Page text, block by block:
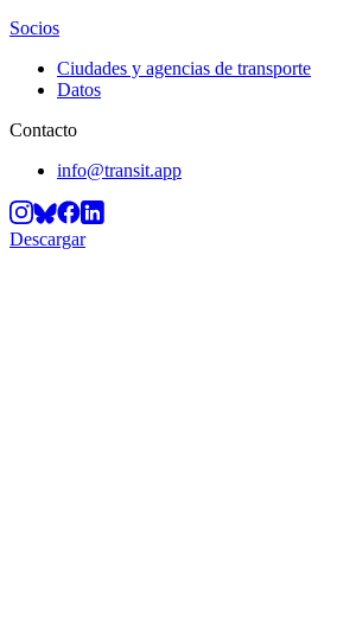
Socios
Ciudades y agencias de transporte
Datos
Contacto
info@transit.app
Descargar